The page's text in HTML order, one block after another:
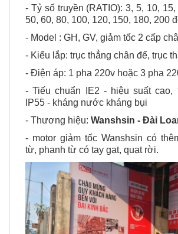
2.2kW, 3.7kW, 5.5kW, 7.5kW
- Tỷ số truyền (RATIO): 3, 5, 10, 15,
50, 60, 80, 100, 120, 150, 180, 200
- Model : GH, GV, giảm tốc 2 cấp
- Kiểu lắp: trục thẳng chân đế, trục
- Điện áp: 1 pha 220v hoặc 3 pha
- Tiếu chuẩn IE2 - hiệu suất cao,
IP55 - kháng nước kháng bụi
- Thương hiệu:Wanshsin - Đài
- motor giảm tốc Wanshsin có
từ, phanh từ có tay gạt, quạt rời.